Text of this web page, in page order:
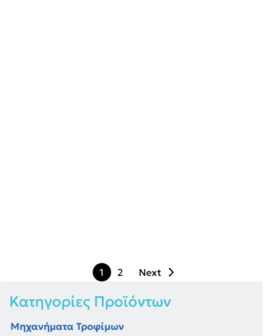
Κατηγορίες Προϊόντων
Μηχανήματα Τροφίμων
1 2 Next